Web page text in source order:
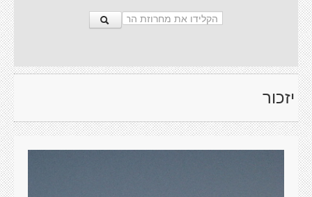
יזכור